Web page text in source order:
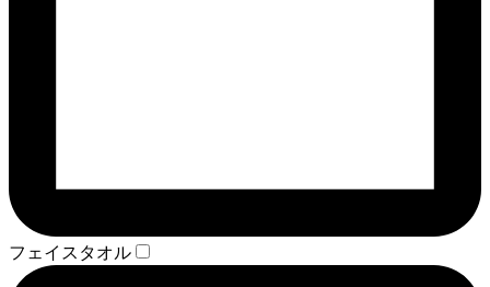
フェイスタオル